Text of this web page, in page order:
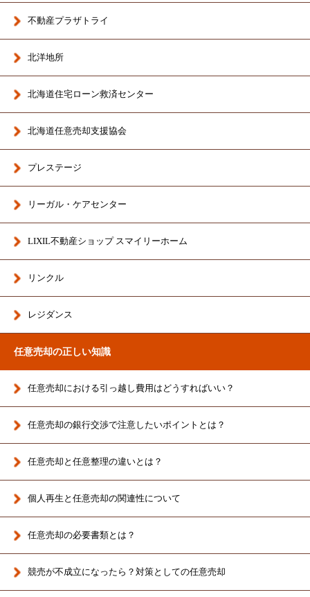
不動産プラザトライ
北洋地所
北海道住宅ローン救済センター
北海道任意売却支援協会
プレステージ
リーガル・ケアセンター
LIXIL不動産ショップ スマイリーホーム
リンクル
レジダンス
任意売却の正しい知識
任意売却における引っ越し費用はどうすればいい？
任意売却の銀行交渉で注意したいポイントとは？
任意売却と任意整理の違いとは？
個人再生と任意売却の関連性について
任意売却の必要書類とは？
競売が不成立になったら？対策としての任意売却